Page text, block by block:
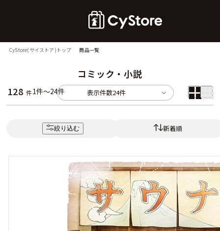
CyStore(サイストア)トップ 商品一覧
コミック・小説
128 件1件～24件 表示件数24件
絞り込む 新着順